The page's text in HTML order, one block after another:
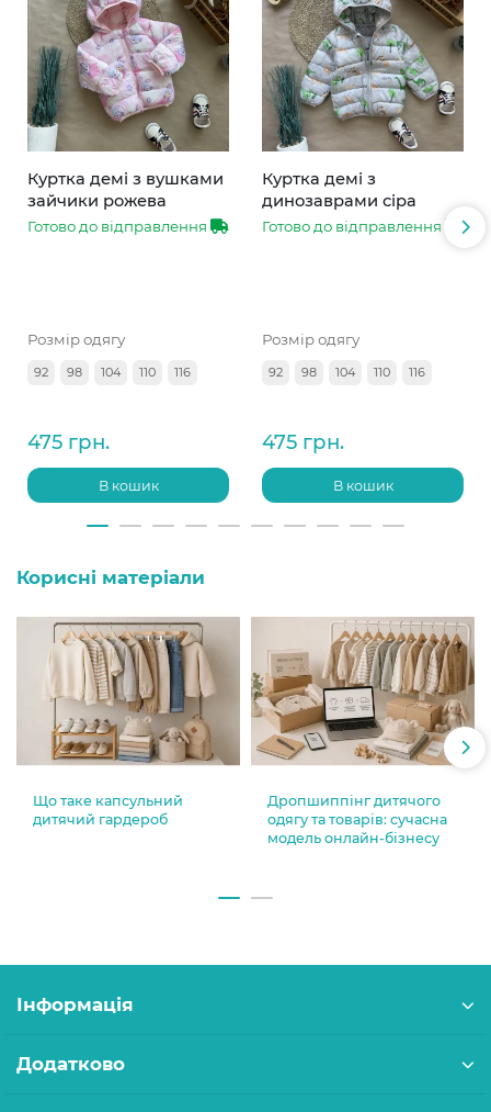
Куртка демі з вушками
зайчики рожева
Готово до відправлення
Розмір одягу
92 98 104 110 116
475 грн.
В кошик
Куртка демі з
динозаврами сіра
Готово до відправлення
Розмір одягу
92 98 104 110 116
475 грн.
В кошик
Корисні матеріали
Що таке капсульний
дитячий гардероб
Дропшиппінг дитячого
одягу та товарів: сучасна
модель онлайн-бізнесу
Інформація
Додатково